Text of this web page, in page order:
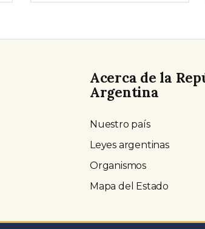
Acerca de la
Argentina
Nuestro país
Leyes argentinas
Organismos
Mapa del Estado